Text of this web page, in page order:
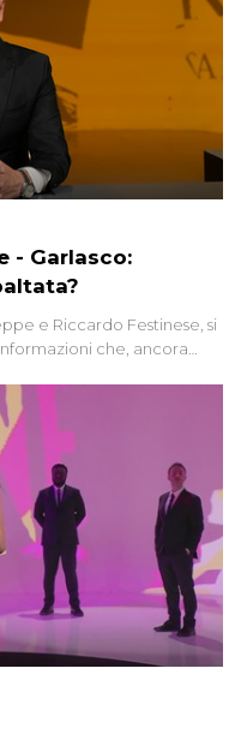
- Garlasco:
e Riccardo Festinese, si
che, ancora
Lo speciale ricostruisce la
errori, dettagli
che sembra non avere